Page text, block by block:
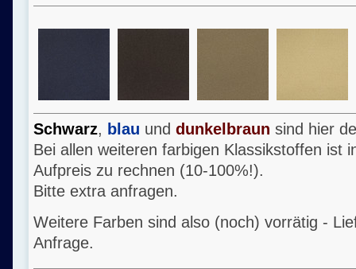
Schwarz, blau und dunkelbraun sind hier
Bei allen weiteren farbigen Klassikstoffen ist
Aufpreis zu rechnen (10-100%!).
Bitte extra anfragen.
Weitere Farben sind also (noch) vorrätig -
Anfrage.